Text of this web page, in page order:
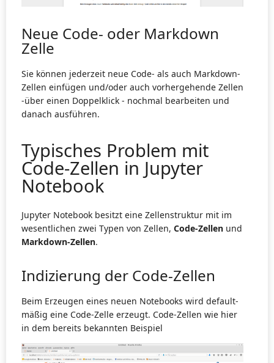
Neue Code- oder Markdown
Zelle
Sie können jederzeit neue Code- als auch Markdown-
Zellen einfügen und/oder auch vorhergehende Zellen
-über einen Doppelklick - nochmal bearbeiten und
danach ausführen.
Typisches Problem mit
Code-Zellen in Jupyter
Notebook
Jupyter Notebook besitzt eine Zellenstruktur mit im
wesentlichen zwei Typen von Zellen, Code-Zellen und
Markdown-Zellen.
Indizierung der Code-Zellen
Beim Erzeugen eines neuen Notebooks wird default-
mäßig eine Code-Zelle erzeugt. Code-Zellen wie hier
in dem bereits bekannten Beispiel